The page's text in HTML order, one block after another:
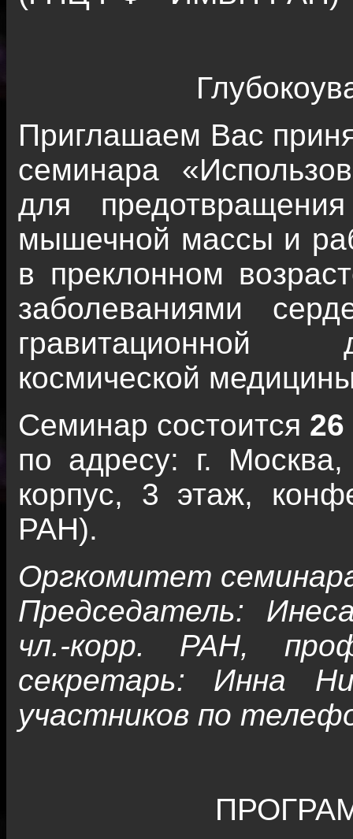
Приглашаем Вас
семинара
для
мышечной массы и
в преклонном
заболеваниями
гравитационной
космической
Семинар состоится 26
по адресу: г.
корпус, 3 этаж,
РАН).
Оргкомитет
Председатель:
чл.-корр. РАН,
секретарь: Инна
участников по